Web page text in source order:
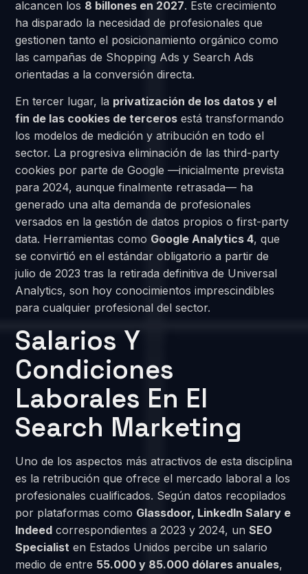
alcancen los 8 billones en 2027. Este crecimiento
ha disparado la necesidad de profesionales que
gestionen tanto el posicionamiento orgánico como
las campañas de Shopping Ads y Search Ads
orientadas a la conversión directa.
En tercer lugar, la privatización de los datos y el
fin de las cookies de terceros está transformando
los modelos de medición y atribución en todo el
sector. La progresiva eliminación de las third-party
cookies por parte de Google —inicialmente prevista
para 2024, aunque finalmente retrasada— ha
generado una alta demanda de profesionales
versados en la gestión de datos propios o first-party
data. Herramientas como Google Analytics 4, que
se convirtió en el estándar obligatorio a partir de
julio de 2023 tras la retirada definitiva de Universal
Analytics, son hoy conocimientos imprescindibles
para cualquier profesional del sector.
Salarios Y
Condiciones
Laborales En El
Search Marketing
Uno de los aspectos más atractivos de esta disciplina
es la retribución que ofrece el mercado laboral a los
profesionales cualificados. Según datos recopilados
por plataformas como Glassdoor, LinkedIn Salary e
Indeed correspondientes a 2023 y 2024, unSEO
Specialist en Estados Unidos percibe un salario
medio de entre 55.000 y 85.000 dólares anuales,